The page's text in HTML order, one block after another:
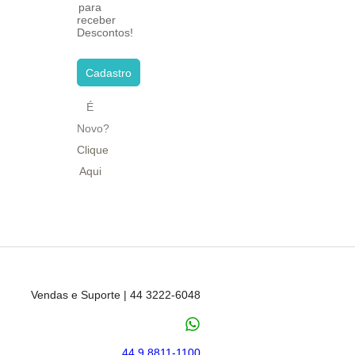
para
receber
Descontos!
Cadastro
É
Novo?
Clique
Aqui
Vendas e Suporte | 44 3222-6048